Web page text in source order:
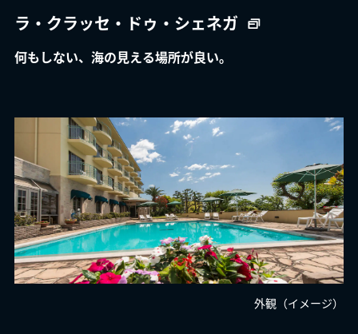
ラ・クラッセ・ドゥ・シェネガ
何もしない、海の見える場所が良い。
外観（イメージ）